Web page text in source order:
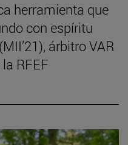
herramienta que
con espíritu
árbitro VAR
RFEF